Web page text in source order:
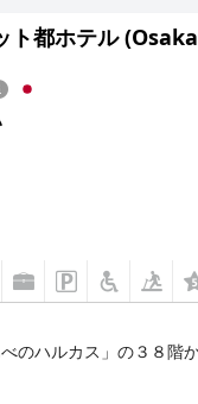
ト都ホテル
のハルカス」の３８